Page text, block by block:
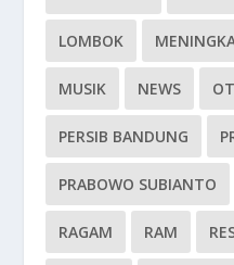
LOMBOK
MUSIK NEWS
PERSIB BANDUNG
PRABOWO SUBIANTO
RAGAM RAM